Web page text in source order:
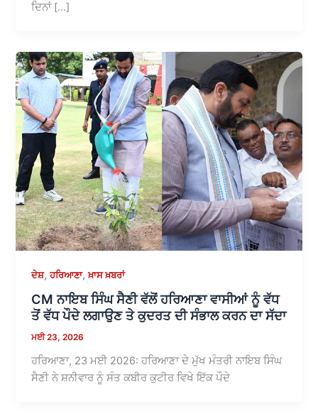
ਦਿਨਾਂ […]
ਦੇਸ਼,ਹਰਿਆਣਾ,ਖ਼ਾਸ ਖ਼ਬਰਾਂ
CM ਨਾਇਬ ਸਿੰਘ ਸੈਣੀ ਵੱਲੋਂ ਹਰਿਆਣਾ ਵਾਸੀਆਂ ਨੂੰ ਵੱਧ
ਤੋਂ ਵੱਧ ਪੌਦੇ ਲਗਾਉਣ ਤੇ ਕੁਦਰਤ ਦੀ ਸੰਭਾਲ ਕਰਨ ਦਾ ਸੱਦਾ
ਮਈ 23, 2026
ਹਰਿਆਣਾ, 23 ਮਈ 2026: ਹਰਿਆਣਾ ਦੇ ਮੁੱਖ ਮੰਤਰੀ ਨਾਇਬ ਸਿੰਘ
ਸੈਣੀ ਨੇ ਸ਼ਨੀਵਾਰ ਨੂੰ ਸੰਤ ਕਬੀਰ ਕੁਟੀਰ ਵਿਖੇ ਇੱਕ ਪੌਦੇ